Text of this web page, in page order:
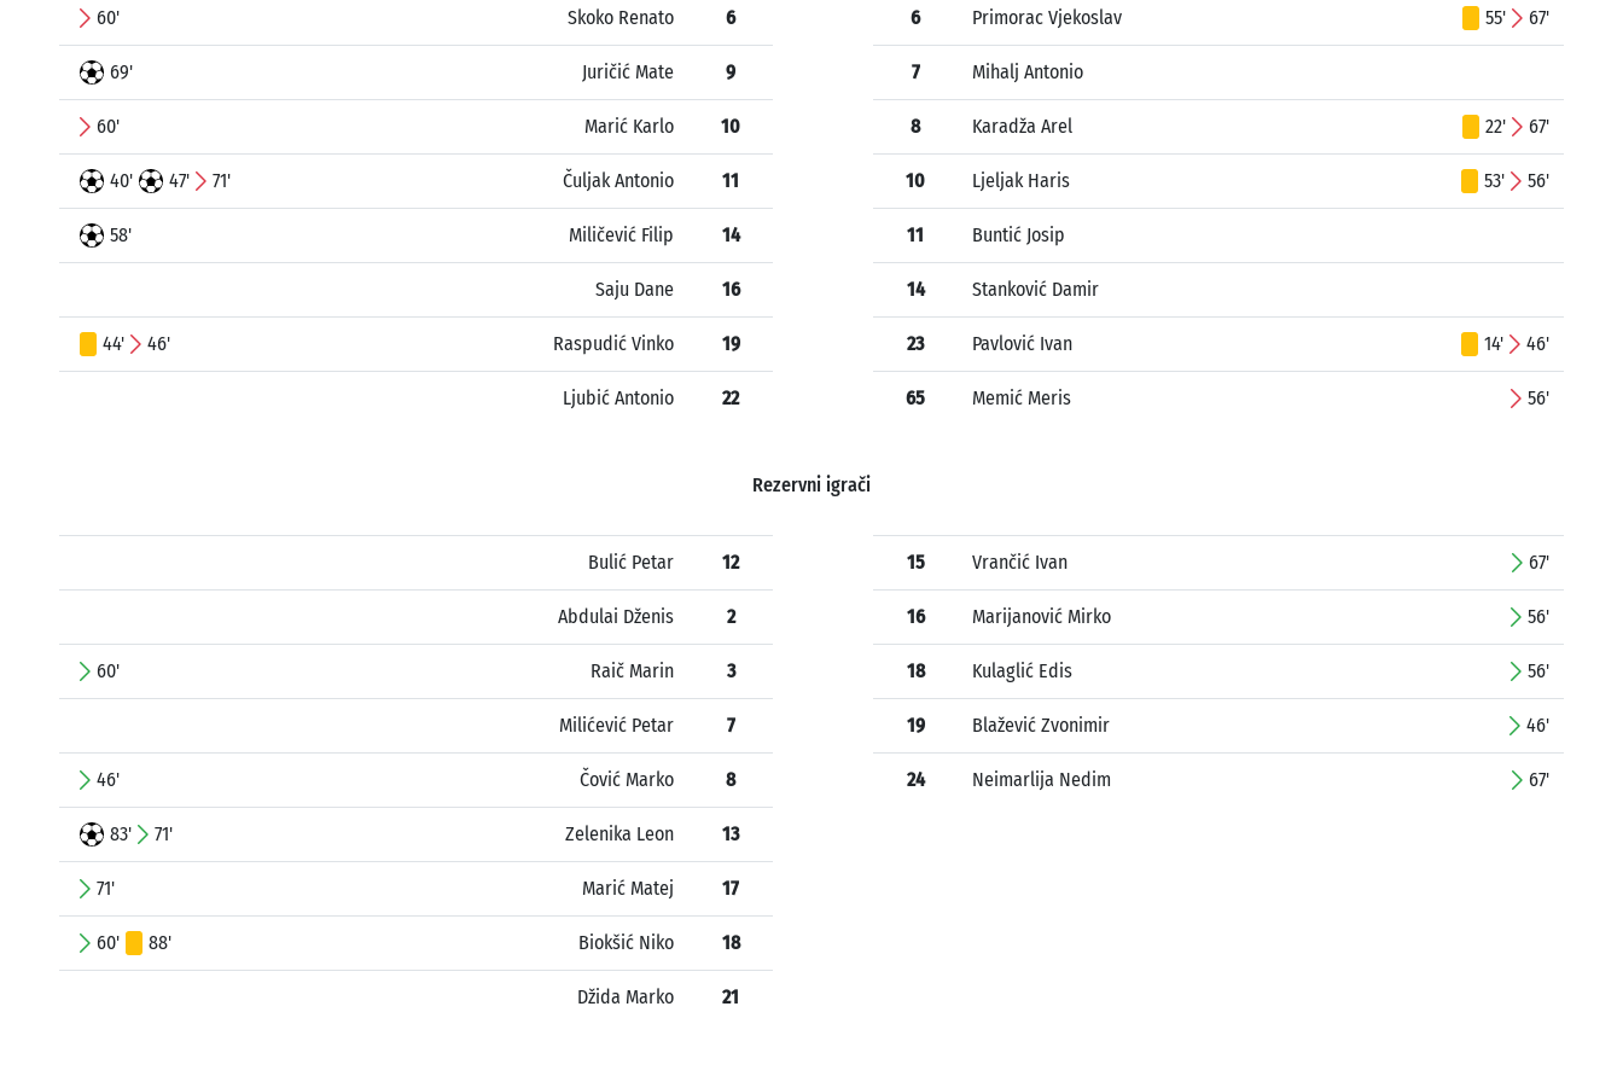
60' Skoko Renato 6
69' Juričić Mate 9
60' Marić Karlo 10
40' 47' 71' Čuljak Antonio 11
58' Miličević Filip 14
Saju Dane 16
44' 46' Raspudić Vinko 19
Ljubić Antonio 22
6 Primorac Vjekoslav 55' 67'
7 Mihalj Antonio
8 Karadža Arel 22' 67'
10 Ljeljak Haris 53' 56'
11 Buntić Josip
14 Stanković Damir
23 Pavlović Ivan 14' 46'
65 Memić Meris 56'
Rezervni igrači
Bulić Petar 12
Abdulai Dženis 2
60' Raič Marin 3
Milićević Petar 7
46' Čović Marko 8
83' 71' Zelenika Leon 13
71' Marić Matej 17
60' 88' Biokšić Niko 18
Džida Marko 21
15 Vrančić Ivan 67'
16 Marijanović Mirko 56'
18 Kulaglić Edis 56'
19 Blažević Zvonimir 46'
24 Neimarlija Nedim 67'